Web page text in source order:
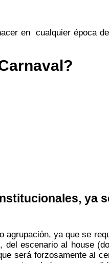
en cualquier época
ya
agrupación, ya que se
escenario al house
será forzosamente al